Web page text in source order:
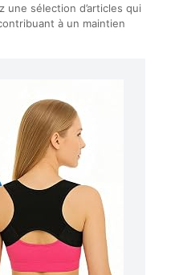
une sélection d’articles qui
à un maintien